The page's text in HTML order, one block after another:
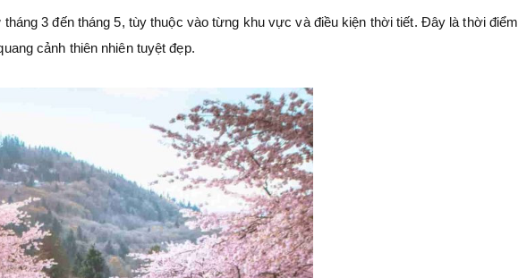
3 đến tháng 5, tùy thuộc vào từng khu vực và điều kiện thời tiết. Đây là thời điểm
cảnh thiên nhiên tuyệt đẹp.